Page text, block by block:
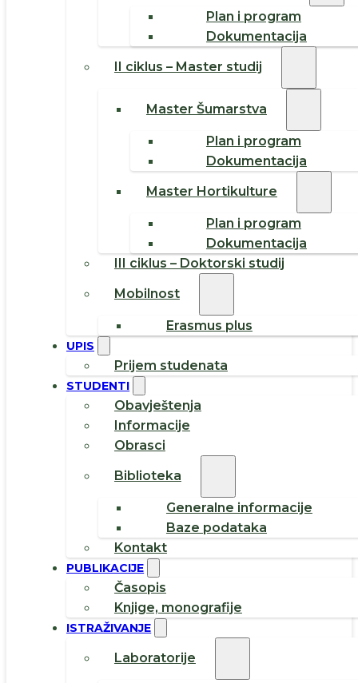
Plan i program
Dokumentacija
II ciklus – Master studij
Master Šumarstva
Plan i program
Dokumentacija
Master Hortikulture
Plan i program
Dokumentacija
III ciklus – Doktorski studij
Mobilnost
Erasmus plus
UPIS
Prijem studenata
STUDENTI
Obavještenja
Informacije
Obrasci
Biblioteka
Generalne informacije
Baze podataka
Kontakt
PUBLIKACIJE
Časopis
Knjige, monografije
ISTRAŽIVANJE
Laboratorije